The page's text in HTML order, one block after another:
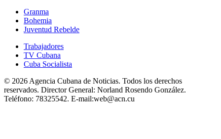
Granma
Bohemia
Juventud Rebelde
Trabajadores
TV Cubana
Cuba Socialista
© 2026 Agencia Cubana de Noticias. Todos los derechos
reservados. Director General: Norland Rosendo González.
Teléfono: 78325542. E-mail:web@acn.cu